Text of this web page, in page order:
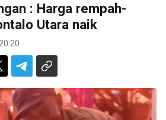
: Harga rempah-
Utara naik